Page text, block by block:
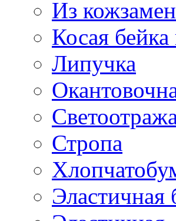
Из
Косая бейка
Липучка
Стропа
Эластичная